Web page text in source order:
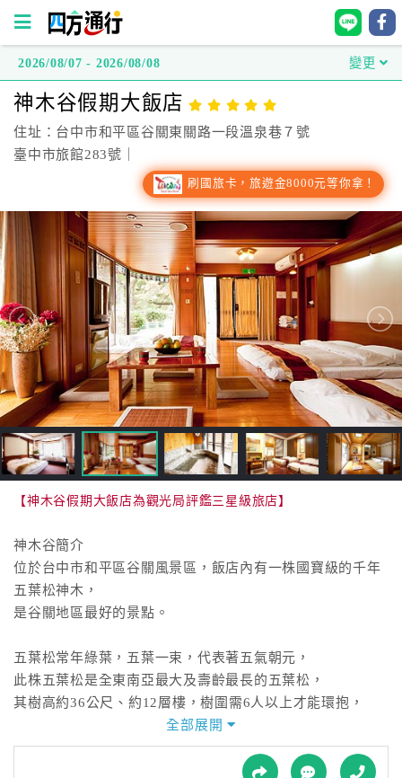
方
通
行
台
訂
房
直
接
跟
飯
店
訂
HOT
特
色
宿
球
2026/08/07 - 2026/08/08 變更
神木谷假期大飯店
住址：台中市和平區谷關東關路一段溫泉巷７號
臺中市旅館283號｜
刷國旅卡，旅遊金8000元等你拿！
【神木谷假期大飯店為觀光局評鑑三星級旅店】
神木谷簡介
位於台中市和平區谷關風景區，飯店內有一株國寶級的千年
五葉松神木，
是谷關地區最好的景點。
五葉松常年綠葉，五葉一束，代表著五氣朝元，
此株五葉松是全東南亞最大及壽齡最長的五葉松，
其樹高約36公尺、約12層樓，樹圍需6人以上才能環抱，
樹齡千年，屹立不搖，傲視群山。
『神木谷假期大飯店』就是以此株老而彌堅，蒼綠雄偉之千
全部展開